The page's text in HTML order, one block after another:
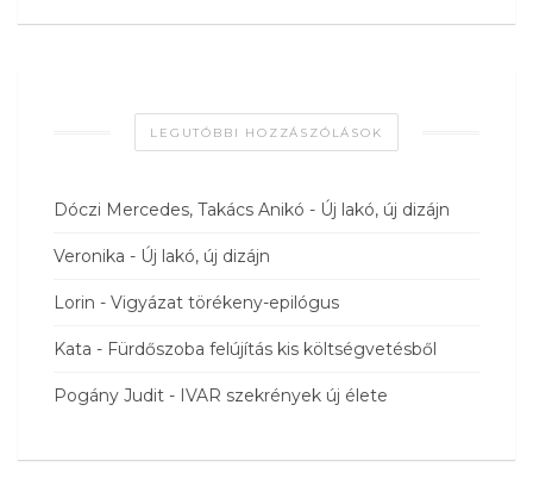
LEGUTÓBBI HOZZÁSZÓLÁSOK
Dóczi Mercedes, Takács Anikó - Új lakó, új dizájn
Veronika - Új lakó, új dizájn
Lorin - Vigyázat törékeny-epilógus
Kata - Fürdőszoba felújítás kis költségvetésből
Pogány Judit - IVAR szekrények új élete